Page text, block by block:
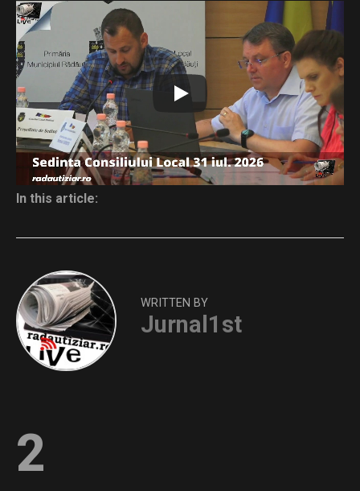
Dispozitie de convocare – sedinta extraordinara din
31.07.2026
Download
Distribuie și tu
In this article:
WRITTEN BY
Jurnal1st
2